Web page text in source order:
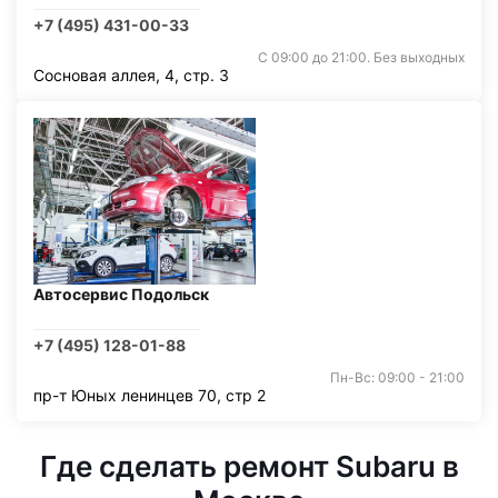
+7 (495) 431-00-33
С 09:00 до 21:00. Без выходных
Сосновая аллея, 4, стр. 3
Автосервис Подольск
+7 (495) 128-01-88
Пн-Вс: 09:00 - 21:00
пр-т Юных ленинцев 70, стр 2
Где сделать ремонт Subaru в